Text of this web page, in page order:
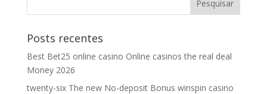
Posts recentes
Best Bet25 online casino Online casinos the real deal
Money 2026
twenty-six The new No-deposit Bonus winspin casino